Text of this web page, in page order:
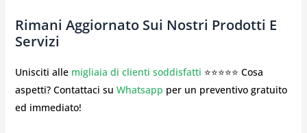
Rimani Aggiornato Sui Nostri Prodotti E
Servizi
Unisciti alle migliaia di clienti soddisfatti ⭐⭐⭐⭐⭐ Cosa
aspetti? Contattaci su Whatsapp per un preventivo gratuito
ed immediato!